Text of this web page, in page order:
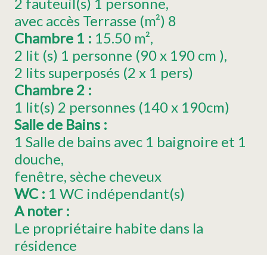
avec accès Terrasse (m²) 8
Chambre 1 : 15.50 m²
2
lit (s) 1 personne (90 x 190 cm )
2 lits superposés (2 x 1 pers)
Chambre 2 :
1 lit(s) 2 personnes (140 x 190cm)
Salle de Bains :
1 Salle de bains avec 1 baignoire et 1
douche
fenêtre sèche cheveux
WC : 1 WC indépendant(s)
A noter :
Le propriétaire habite dans la
résidence